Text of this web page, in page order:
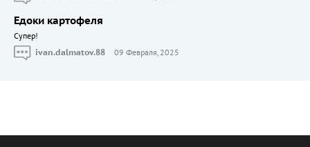
Едоки картофеля
Cупер!
ivan.dalmatov.88
09 Февраля, 2025